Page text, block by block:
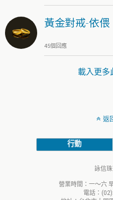
黃金對戒-依偎
45個回應
載入更多
返
行動
詠信
營業時間：一～六
電話：